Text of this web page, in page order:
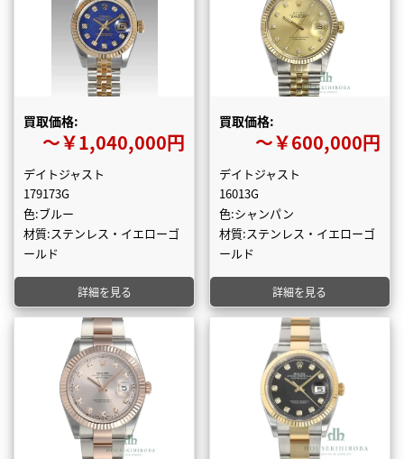
買取価格:
〜￥1,040,000円
デイトジャスト
179173G
色:ブルー
材質:ステンレス・イエローゴ
ールド
詳細を見る
買取価格:
〜￥600,000円
デイトジャスト
16013G
色:シャンパン
材質:ステンレス・イエローゴ
ールド
詳細を見る